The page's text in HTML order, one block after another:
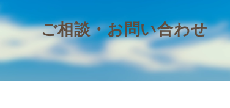
ご相談・お問い合わせ